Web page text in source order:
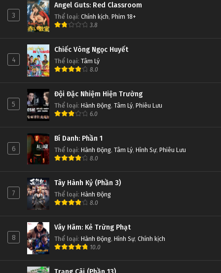
3
Angel Guts: Red Classroom
Thể loại: Chính kịch, Phim 18+
3.8
4
Chiếc Vòng Ngọc Huyết
Thể loại: Tâm Lý
8.0
5
Đội Đặc Nhiệm Hiện Trường
Thể loại: Hành Động, Tâm Lý, Phiêu Lưu
6.0
6
Bí Danh: Phần 1
Thể loại: Hành Động, Tâm Lý, Hình Sự, Phiêu Lưu
8.0
7
Tây Hành Kỷ (Phần 3)
Thể loại: Hành Động
8.0
8
Vây Hãm: Kẻ Trừng Phạt
Thể loại: Hành Động, Hình Sự, Chính kịch
10.0